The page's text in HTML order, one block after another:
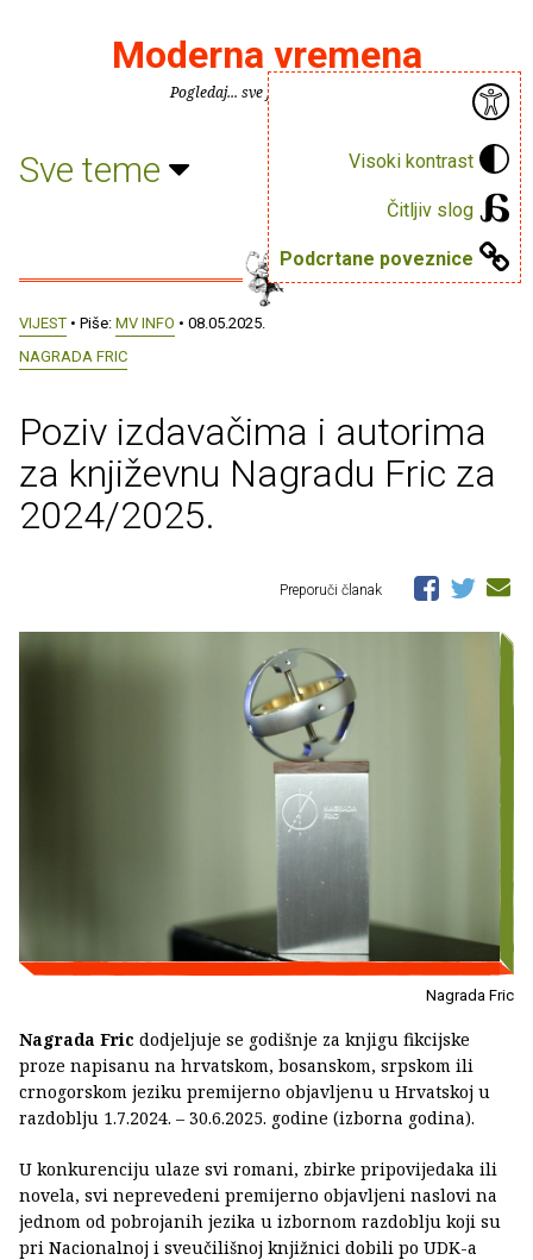
Visoki kontrast
Čitljiv slog
Podcrtane poveznice
Moderna vremena
Pogledaj... sve je puno knjiga.
Sve teme
VIJEST • Piše: MV INFO • 08.05.2025.
NAGRADA FRIC
Poziv izdavačima i autorima
za književnu Nagradu Fric za
2024/2025.
Preporuči članak
Nagrada Fric
Nagrada Fric dodjeljuje se godišnje za knjigu fikcijske
proze napisanu na hrvatskom, bosanskom, srpskom ili
crnogorskom jeziku premijerno objavljenu u Hrvatskoj u
razdoblju 1.7.2024. – 30.6.2025. godine (izborna godina).
U konkurenciju ulaze svi romani, zbirke pripovijedaka ili
novela, svi neprevedeni premijerno objavljeni naslovi na
jednom od pobrojanih jezika u izbornom razdoblju koji su
pri Nacionalnoj i sveučilišnoj knjižnici dobili po UDK-a